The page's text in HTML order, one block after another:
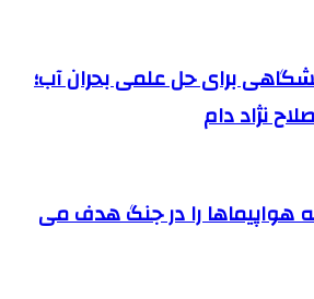
برای حل علمی بحران آب؛
نژاد دام
هواپیماها را در جنگ هدف می